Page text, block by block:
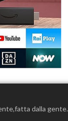
dalla gente.